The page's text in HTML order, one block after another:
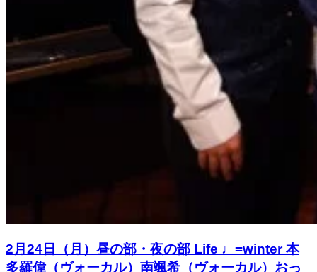
2月24日（月）昼の部・夜の部 Life ♩=winter 本
多羅偉（ヴォーカル）南颯希（ヴォーカル）おっ